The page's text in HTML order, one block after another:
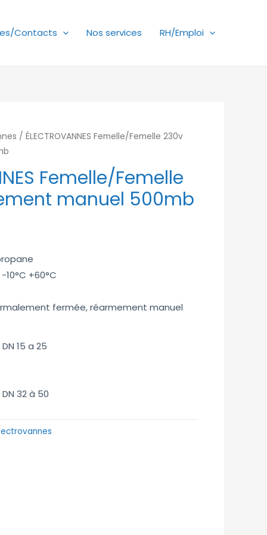
Contacts Nos services RH/Emploi
/ ÉLECTROVANNES Femelle/Femelle 230v
Femelle/Femelle
manuel 500mb
+60°C
fermée, réarmement manuel
DN 15 a 25
DN 32 à 50